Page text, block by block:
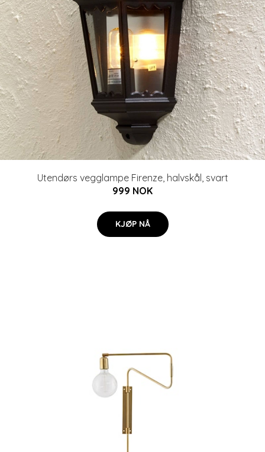
Utendørs vegglampe Firenze, halvskål, svart
999 NOK
KJØP NÅ